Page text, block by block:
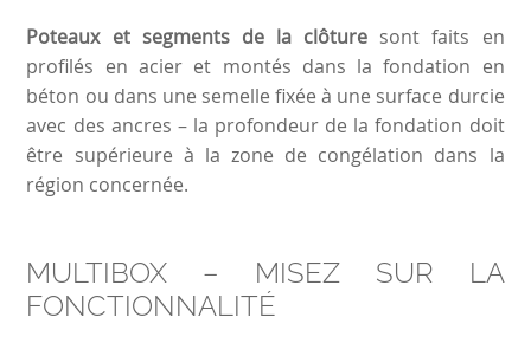
Poteaux et segments de la clôture sont faits en
profilés en acier et montés dans la fondation en
béton ou dans une semelle fixée à une surface durcie
avec des ancres – la profondeur de la fondation doit
être supérieure à la zone de congélation dans la
région concernée.
MULTIBOX – MISEZ SUR LA
FONCTIONNALITÉ